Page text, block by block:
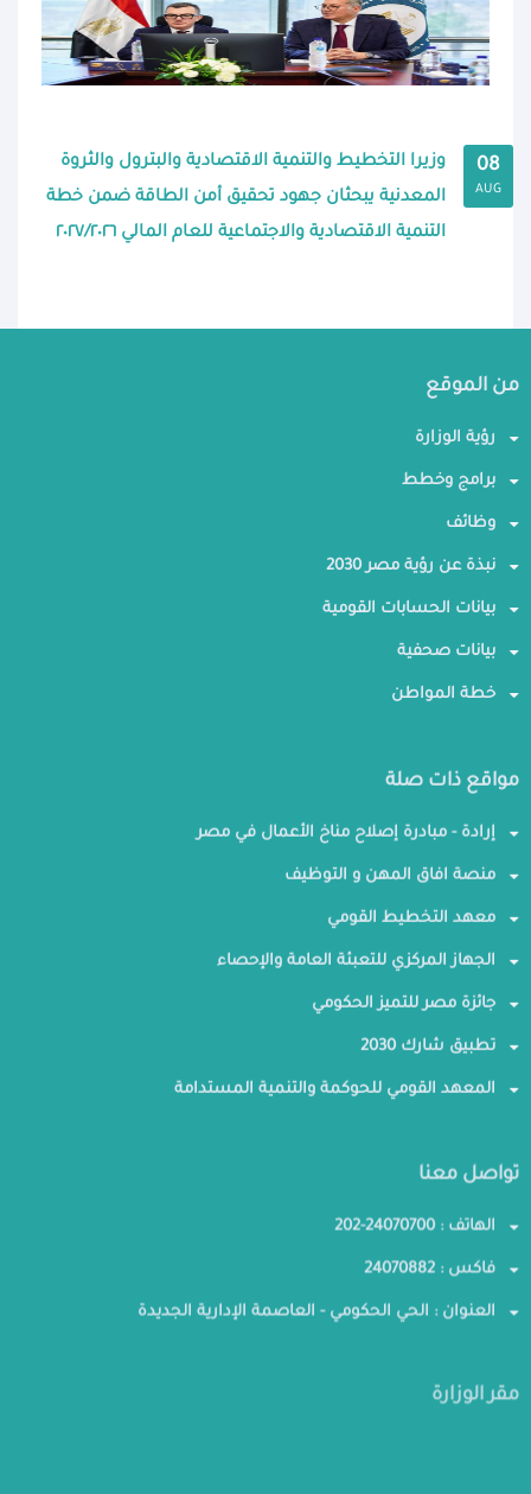
08
AUG
وزيرا التخطيط والتنمية الاقتصادية والبترول والثروة
المعدنية يبحثان جهود تحقيق أمن الطاقة ضمن خطة
التنمية الاقتصادية والاجتماعية للعام المالي ٢٠٢٧/٢٠٢٦
من الموقع
رؤية الوزارة
برامج وخطط
وظائف
نبذة عن رؤية مصر 2030
بيانات الحسابات القومية
بيانات صحفية
خطة المواطن
مواقع ذات صلة
إرادة - مبادرة إصلاح مناخ الأعمال في مصر
منصة افاق المهن و التوظيف
معهد التخطيط القومي
الجهاز المركزي للتعبئة العامة والإحصاء
جائزة مصر للتميز الحكومي
تطبيق شارك 2030
المعهد القومي للحوكمة والتنمية المستدامة
تواصل معنا
الهاتف : 24070700-202
فاكس : 24070882
العنوان : الحي الحكومي - العاصمة الإدارية الجديدة
مقر الوزارة